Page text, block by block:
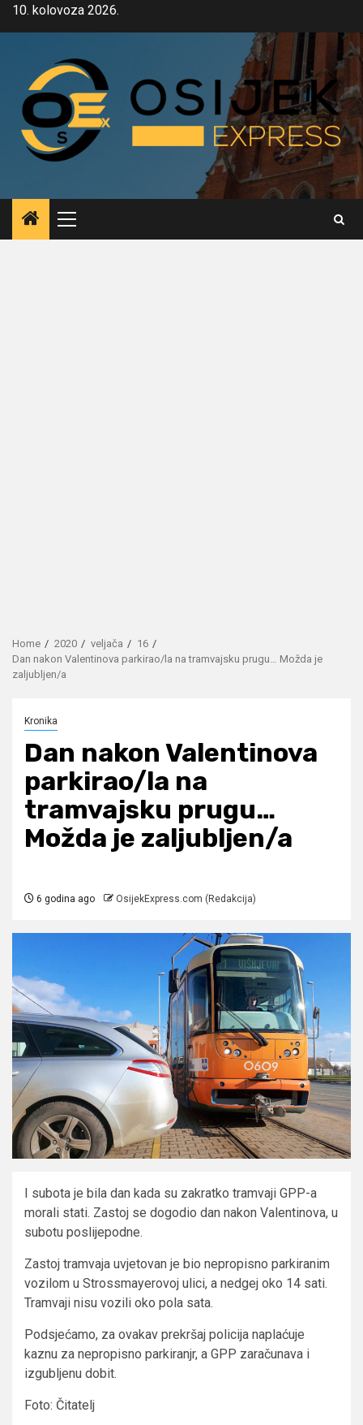
Skip10. kolovoza 2026.
Primary
Menu
Home 2020 veljača
16
Dan nakon Valentinova parkirao/la na tramvajsku prugu… Možda je
zaljubljen/a
Kronika
Dan nakon Valentinova
parkirao/la na
tramvajsku prugu…
Možda je zaljubljen/a
6 godina ago OsijekExpress.com (Redakcija)
I subota je bila dan kada su zakratko tramvaji GPP-a
morali stati. Zastoj se dogodio dan nakon Valentinova, u
subotu poslijepodne.
Zastoj tramvaja uvjetovan je bio nepropisno parkiranim
vozilom u Strossmayerovoj ulici, a nedgej oko 14 sati.
Tramvaji nisu vozili oko pola sata.
Podsjećamo, za ovakav prekršaj policija naplaćuje
kaznu za nepropisno parkiranjr, a GPP zaračunava i
izgubljenu dobit.
Foto: Čitatelj